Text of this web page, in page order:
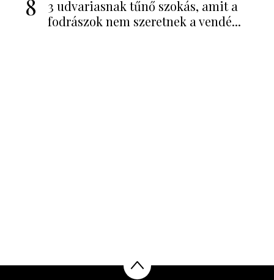
8
3 udvariasnak tűnő szokás, amit a
fodrászok nem szeretnek a vendé...